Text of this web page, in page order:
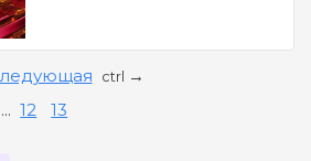
ctrl →
... 12 13